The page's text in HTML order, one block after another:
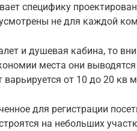
специфику
не для каждой
и душевая кабина, то
места они
от 10 до 20 кв
для регистрации
на небольших